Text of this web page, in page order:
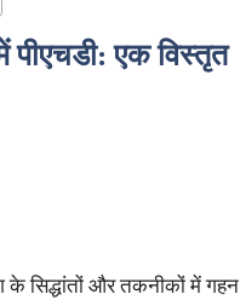
एक विस्तृत
के सिद्धांतों और तकनीकों में गहन